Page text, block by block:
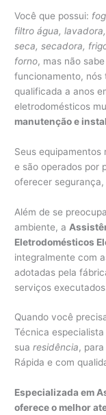
Você que possui:
filtro água,
seca, secadora,
forno, mas não
funcionamento, nós
qualificada a anos
eletrodomésticos
manutenção e
Seus equipamentos
e são operados por
oferecer
Além de se
ambiente, a
Eletrodomésticos
integralmente com
adotadas pela
serviços
Quando você
Técnica
suaresidência,
Rápida e com
Especializada em
oferece o melhor